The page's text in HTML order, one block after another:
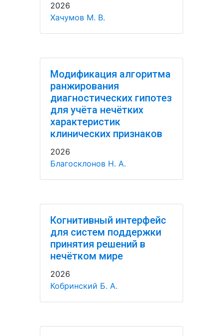
2026
Хачумов М. В.
Модификация алгоритма
ранжирования
диагностических гипотез
для учёта нечётких
характеристик
клинических признаков
2026
Благосклонов Н. А.
Когнитивный интерфейс
для систем поддержки
принятия решений в
нечётком мире
2026
Кобринский Б. А.